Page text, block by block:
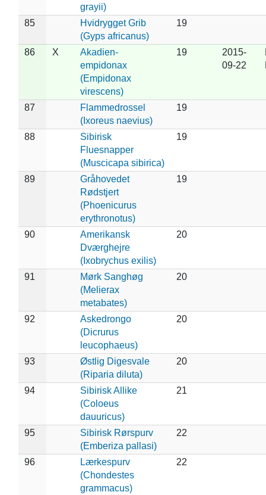
grayii)
85
Hvidrygget Grib
(Gyps africanus)
19
86 X
Akadien-
empidonax
(Empidonax
virescens)
19
2015-
09-22
87
Flammedrossel
(Ixoreus naevius)
19
88
Sibirisk
Fluesnapper
(Muscicapa sibirica)
19
89
Gråhovedet
Rødstjert
(Phoenicurus
erythronotus)
19
90
Amerikansk
Dværghejre
(Ixobrychus exilis)
20
91
Mørk Sanghøg
(Melierax
metabates)
20
92
Askedrongo
(Dicrurus
leucophaeus)
20
93
Østlig Digesvale
(Riparia diluta)
20
94
Sibirisk Allike
(Coloeus
dauuricus)
21
95
Sibirisk Rørspurv
(Emberiza pallasi)
22
96
Lærkespurv
(Chondestes
grammacus)
22